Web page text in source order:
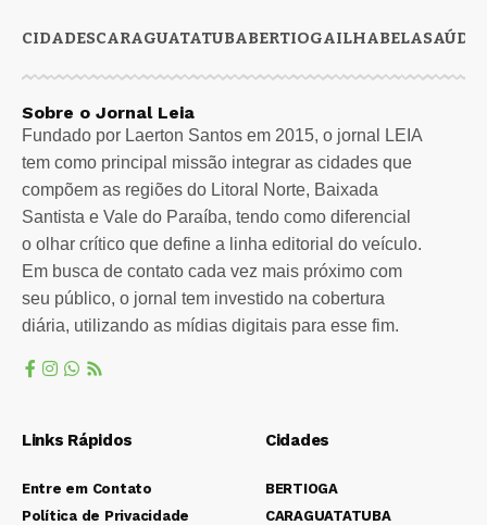
CIDADESCARAGUATATUBABERTIOGAILHABELASAÚDE
Sobre o Jornal Leia
Fundado por Laerton Santos em 2015, o jornal LEIA
tem como principal missão integrar as cidades que
compõem as regiões do Litoral Norte, Baixada
Santista e Vale do Paraíba, tendo como diferencial
o olhar crítico que define a linha editorial do veículo.
Em busca de contato cada vez mais próximo com
seu público, o jornal tem investido na cobertura
diária, utilizando as mídias digitais para esse fim.
Links Rápidos
Entre em Contato
Política de Privacidade
Cidades
BERTIOGA
CARAGUATATUBA